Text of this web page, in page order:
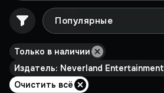
Популярные
Только в наличии
Издатель: Neverland Entertainment
Очистить всё